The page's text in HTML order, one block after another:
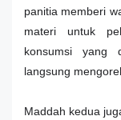
panitia memberi
materi untuk
konsumsi yang
langsung
Maddah kedua